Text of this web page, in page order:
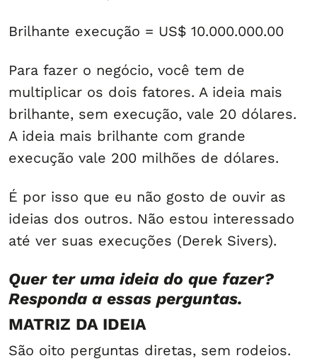
Brilhante execução = US$ 10.000.000.00
Para fazer o negócio, você tem de
multiplicar os dois fatores. A ideia mais
brilhante, sem execução, vale 20 dólares.
A ideia mais brilhante com grande
execução vale 200 milhões de dólares.
É por isso que eu não gosto de ouvir as
ideias dos outros. Não estou interessado
até ver suas execuções (Derek Sivers).
Quer ter uma ideia do que fazer?
Responda a essas perguntas.
MATRIZ DA IDEIA
São oito perguntas diretas, sem rodeios.